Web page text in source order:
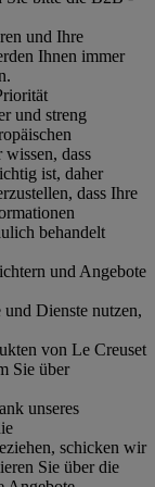
und Ihre
Ihnen immer
und streng
dass
ist, daher
dass Ihre
behandelt
und Angebote
Dienste nutzen,
von Le Creuset
Sie über
unseres
schicken wir
Sie über die